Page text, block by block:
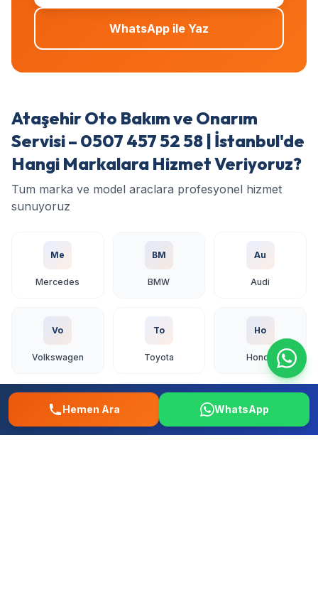
WhatsApp ile Yaz
Ataşehir Oto Bakım ve Onarım
Servisi – 0507 457 52 58 | İstanbul'de
Hangi Markalara Hizmet Veriyoruz?
Tum marka ve model araclara profesyonel hizmet
sunuyoruz
Me
Mercedes
BM
BMW
Au
Audi
Vo
Volkswagen
To
Toyota
Ho
Honda
Fo Fi
Hemen Ara WhatsApp